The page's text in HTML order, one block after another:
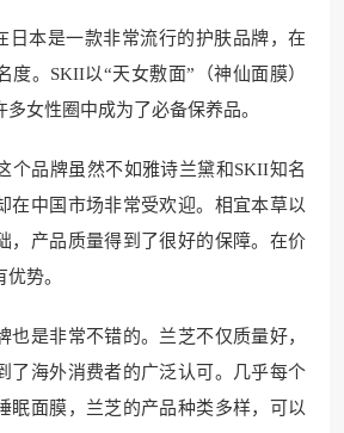
日本是一款非常流行的护肤品牌，在
度。SKII以“天女敷面”（神仙面膜）
女性圈中成为了必备保养品。
个品牌虽然不如雅诗兰黛和SKII知名
在中国市场非常受欢迎。相宜本草以
，产品质量得到了很好的保障。在价
势。
也是非常不错的。兰芝不仅质量好，
了海外消费者的广泛认可。几乎每个
眠面膜，兰芝的产品种类多样，可以